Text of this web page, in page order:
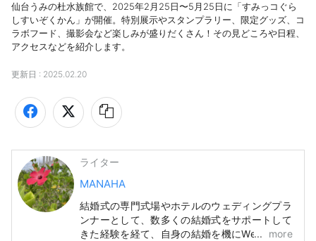
仙台うみの杜水族館で、2025年2月25日〜5月25日に「すみっコぐら
しすいぞくかん」が開催。特別展示やスタンプラリー、限定グッズ、コ
ラボフード、撮影会など楽しみが盛りだくさん！その見どころや日程、
アクセスなどを紹介します。
更新日 : 2025.02.20
ライター
MANAHA
結婚式の専門式場やホテルのウェディングプラ
ンナーとして、数多くの結婚式をサポートして
きた経験を経て、自身の結婚を機にWebライ
more